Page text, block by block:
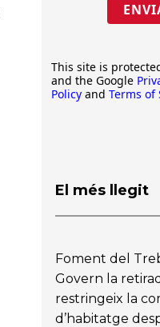
This site is
and the Google
Policy and Terms of
El més llegit
Foment del
Govern la
restringeix la
d’habitatge